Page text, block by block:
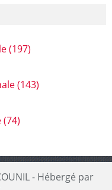
(197)
(143)
(74)
- Hébergé par